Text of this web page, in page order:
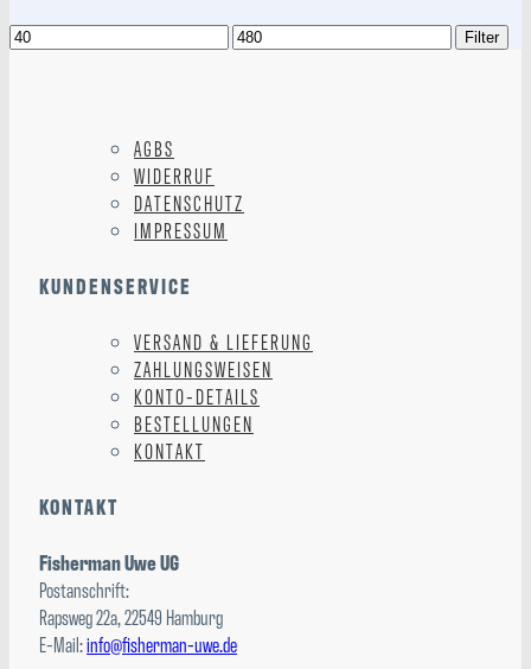
Min.
Max.
Filter
AGBS
WIDERRUF
DATENSCHUTZ
IMPRESSUM
KUNDENSERVICE
VERSAND & LIEFERUNG
ZAHLUNGSWEISEN
KONTO-DETAILS
BESTELLUNGEN
KONTAKT
KONTAKT
Fisherman Uwe UG
Postanschrift:
Rapsweg 22a, 22549 Hamburg
E-Mail:info@fisherman-uwe.de